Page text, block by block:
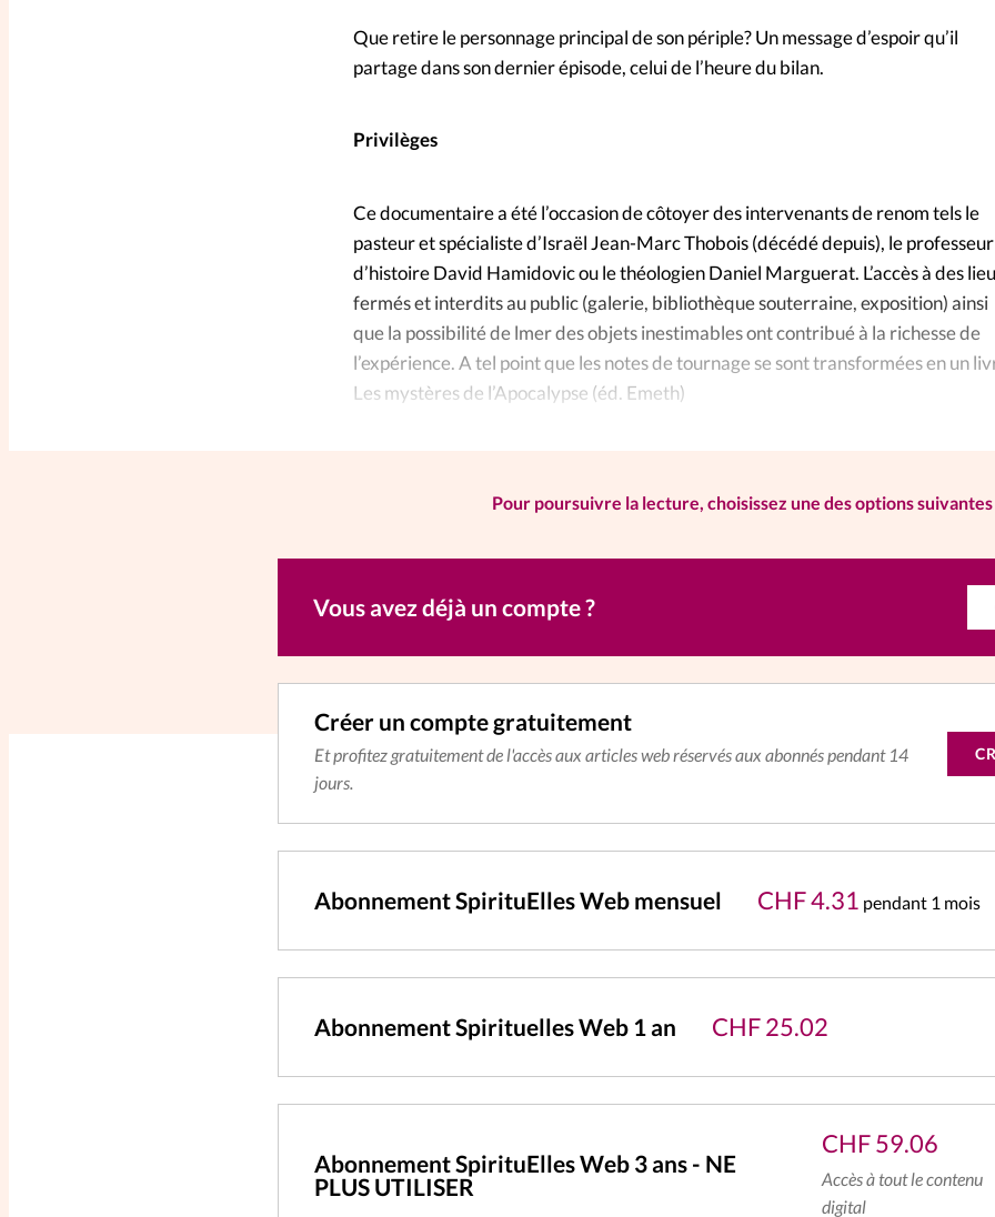
Que retire le personnage principal de son périple? Un message d’espoir qu’il
partage dans son dernier épisode, celui de l’heure du bilan.
Privilèges
Ce documentaire a été l’occasion de côtoyer des intervenants de renom tels le
pasteur et spécialiste d’Israël Jean-Marc Thobois (décédé depuis), le professeur
d’histoire David Hamidovic ou le théologien Daniel Marguerat. L’accès à des
fermés et interdits au public (galerie, bibliothèque souterraine, exposition) ainsi
que la possibilité de lmer des objets inestimables ont contribué à la richesse de
l’expérience. A tel point que les notes de tournage se sont transformées en un
Les mystères de l’Apocalypse (éd. Emeth)
Pour poursuivre la lecture, choisissez une des options suivantes
Vous avez déjà un compte ?
Créer un compte gratuitement
Et profitez gratuitement de l'accès aux articles web réservés aux abonnés pendant 14
jours.
Abonnement SpirituElles Web mensuel CHF4.31 pendant 1 mois
Abonnement Spirituelles Web 1 an CHF25.02
Abonnement SpirituElles Web 3 ans - NE
PLUS UTILISER
CHF59.06
Accès à tout le contenu
digital